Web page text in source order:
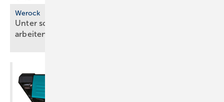
Werock
Unter schwierigen Bedingungen mobil gut
arbeiten